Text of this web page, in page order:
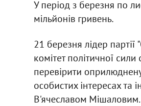
У період з березня по
мільйонів гривень.
21 березня лідер
комітет політичної
перевірити
особистих інтересах та
В'ячеславом Мішаловим.